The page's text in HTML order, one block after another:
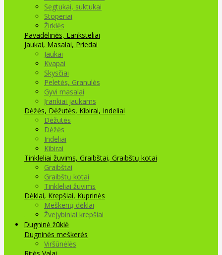
Segtukai, suktukai
Stoperiai
Žirklės
Pavadėlinės, Lanksteliai
Jaukai, Masalai, Priedai
Jaukai
Kvapai
Skysčiai
Peletės, Granulės
Gyvi masalai
Įrankiai jaukams
Dėžės, Dėžutės, Kibirai, Indeliai
Dėžutės
Dėžės
Indeliai
Kibirai
Tinkleliai žuvims, Graibštai, Graibštų kotai
Graibštai
Graibštų kotai
Tinkleliai žuvims
Dėklai, Krepšiai, Kuprinės
Meškerių dėklai
Žvejybiniai krepšiai
Dugninė žūklė
Dugninės meškerės
Viršūnėlės
Ritės Valai